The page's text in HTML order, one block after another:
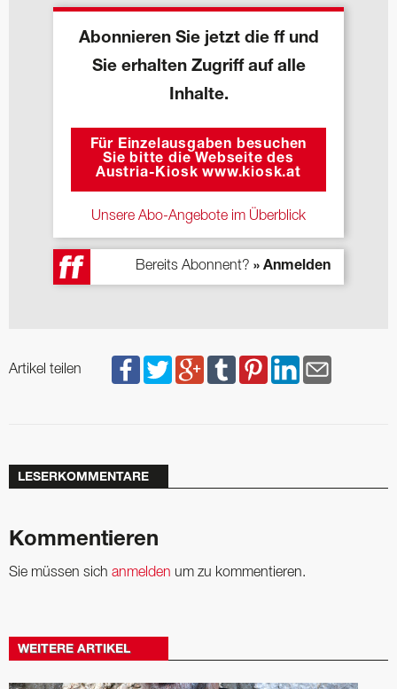
Abonnieren Sie jetzt die ff und
Sie erhalten Zugriff auf alle
Inhalte.
Für Einzelausgaben besuchen
Sie bitte die Webseite des
Austria-Kiosk www.kiosk.at
Unsere Abo-Angebote im Überblick
Bereits Abonnent? » Anmelden
Artikel teilen
LESERKOMMENTARE
Kommentieren
Sie müssen sich anmelden um zu kommentieren.
WEITERE ARTIKEL